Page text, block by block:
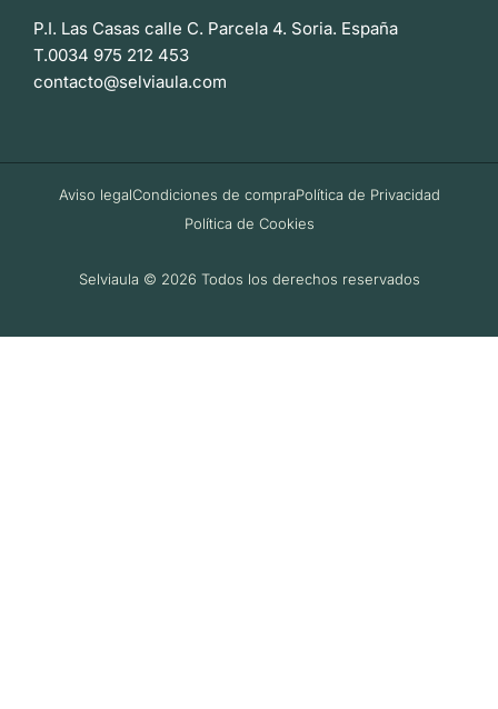
P.I. Las Casas calle C. Parcela 4. Soria. España
T.0034 975 212 453
contacto@selviaula.com
Selviaula © 2026 Todos los derechos reservados
Aviso legalCondiciones de compraPolítica de Privacidad
Política de Cookies